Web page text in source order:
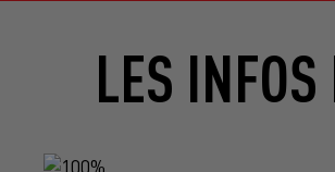
LES